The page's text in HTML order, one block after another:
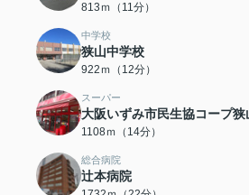
813ｍ（11分）
中学校
狭山中学校
922ｍ（12分）
スーパー
大阪いずみ市民生協コープ狭
1108ｍ（14分）
総合病院
辻本病院